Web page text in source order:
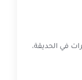
في الحديقة،